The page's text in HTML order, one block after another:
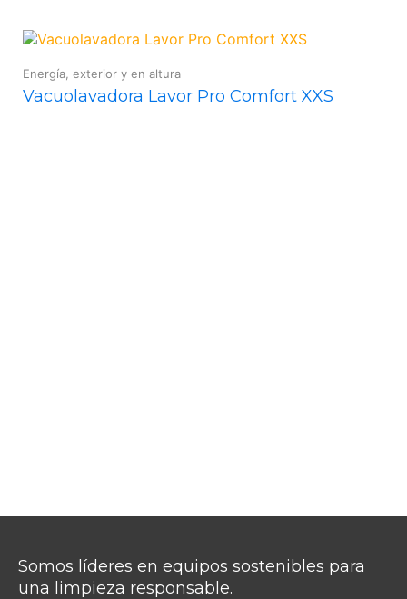
Energía, exterior y en altura
Vacuolavadora Lavor Pro Comfort XXS
Somos líderes en equipos sostenibles para
una limpieza responsable.